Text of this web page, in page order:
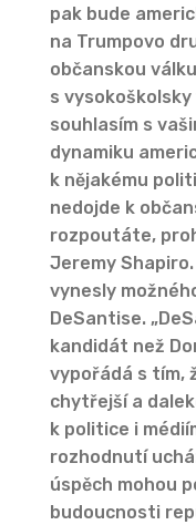
pak bude
na Trumpovo
občanskou
s vysokoškolsky
souhlasím s
dynamiku
k nějakému
nedojde k
rozpoutáte,
Jeremy
vynesly
DeSantise.
kandidát než
vypořádá s tím,
chytřejší a
k politice i
rozhodnutí
úspěch mohou
budoucnosti